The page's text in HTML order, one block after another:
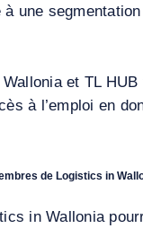
une
et TL
à l’emploi en
de Logistics in
in Wallonia